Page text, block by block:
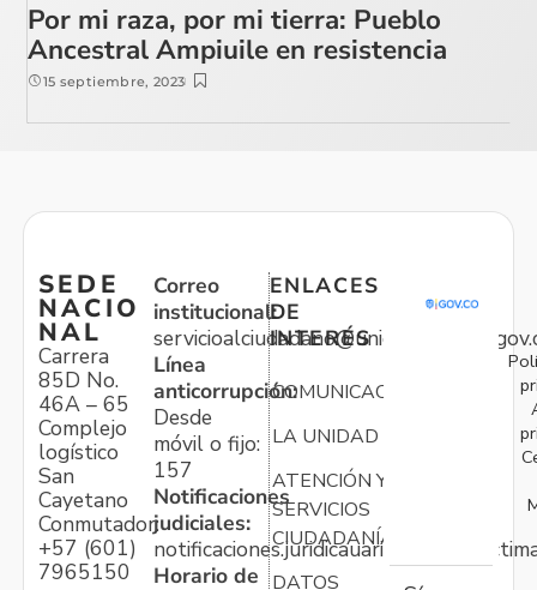
Por mi raza, por mi tierra: Pueblo
Ancestral Ampiuile en resistencia
15 septiembre, 2023
SEDE
NACIO
NAL
Carrera
85D No.
46A – 65
Complejo
logístico
San
Cayetano
Conmutador:
+57 (601)
7965150
Correo
institucional:
Línea
anticorrupción:
Desde
móvil o fijo:
157
Notificaciones
judiciales:
Horario de
ENLACES
DE
INTERÉS
COMUNICACIONES
LA UNIDAD
ATENCIÓN Y
SERVICIOS
CIUDADANÍA
DATOS